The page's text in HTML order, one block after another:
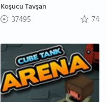
Koşucu Tavşan
37495 74